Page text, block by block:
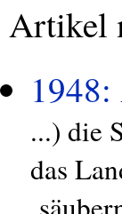
Artikel
...) die
das